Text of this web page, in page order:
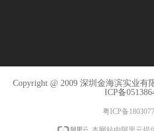
Copyright @ 2009 深圳金海滨实业
ICP备
粤ICP备